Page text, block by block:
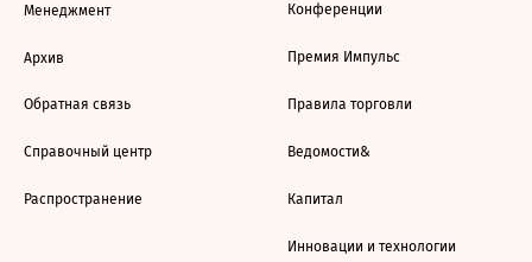
Менеджмент
Архив
Обратная связь
Справочный центр
Распространение
Конференции
Премия Импульс
Правила торговли
Ведомости&
Капитал
Инновации и технологии